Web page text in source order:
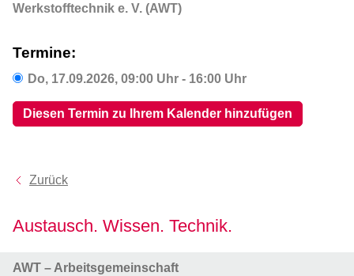
Werkstofftechnik e. V. (AWT)
Termine:
Do, 17.09.2026, 09:00 Uhr - 16:00 Uhr
Diesen Termin zu Ihrem Kalender hinzufügen
Zurück
Austausch. Wissen. Technik.
AWT – Arbeitsgemeinschaft